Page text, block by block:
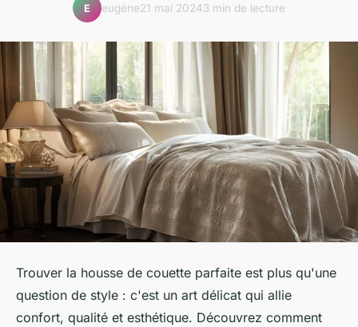
E eugène21 mai 20243 min de lecture
Trouver la housse de couette parfaite est plus qu'une
question de style : c'est un art délicat qui allie
confort, qualité et esthétique. Découvrez comment